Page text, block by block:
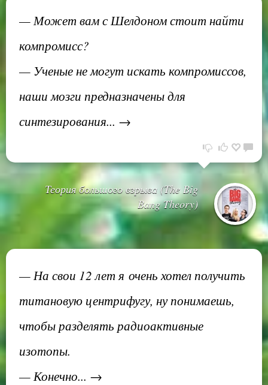
— Может вам с Шелдоном стоит найти
компромисс?
— Ученые не могут искать компромиссов,
наши мозги предназначены для
синтезирования... →
Теория большого взрыва (The Big
Bang Theory)
— На свои 12 лет я очень хотел получить
титановую центрифугу, ну понимаешь,
чтобы разделять радиоактивные
изотопы.
— Конечно... →